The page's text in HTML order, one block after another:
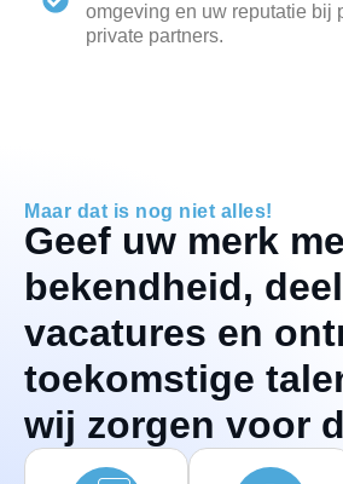
omgeving en uw reputatie bij
private partners.
Maar dat is nog niet alles!
Geef uw merk
bekendheid,
vacatures en
toekomstige
wij zorgen voor